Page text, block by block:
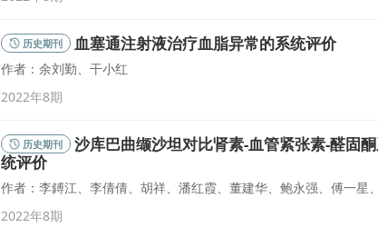
历史期刊 血塞通注射液治疗血脂异常的系统评价
作者：余刘勤、干小红
2022年8期
历史期刊
沙库巴曲缬沙坦对比肾素-血管紧张素-醛固
统评价
作者：李鎛江、李倩倩、胡祥、潘红霞、董建华、鲍永强、傅一星
2022年8期